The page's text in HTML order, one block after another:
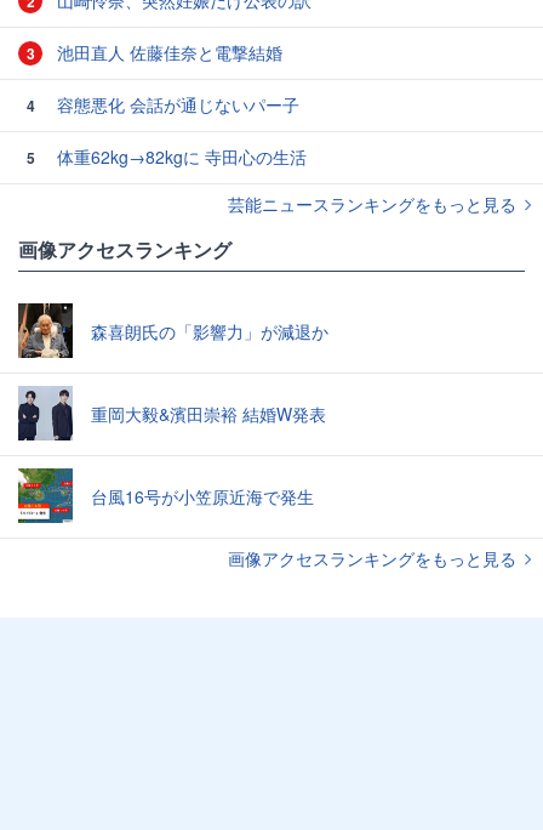
3 池田直人 佐藤佳奈と電撃結婚
4 容態悪化 会話が通じないパー子
5
体重62kg→82kgに 寺田心の生活
芸能ニュースランキングをもっと見る
画像アクセスランキング
森喜朗氏の「影響力」が減退か
重岡大毅&濱田崇裕 結婚W発表
台風16号が小笠原近海で発生
画像アクセスランキングをもっと見る